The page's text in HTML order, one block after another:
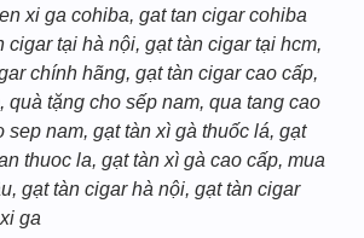
xi ga cohiba, gat tan cigar cohiba
cigar tại hà nội, gạt tàn cigar tại hcm,
chính hãng, gạt tàn cigar cao cấp,
quà tặng cho sếp nam, qua tang cao
sep nam, gạt tàn xì gà thuốc lá, gạt
thuoc la, gạt tàn xì gà cao cấp, mua
gạt tàn cigar hà nội, gạt tàn cigar
ga